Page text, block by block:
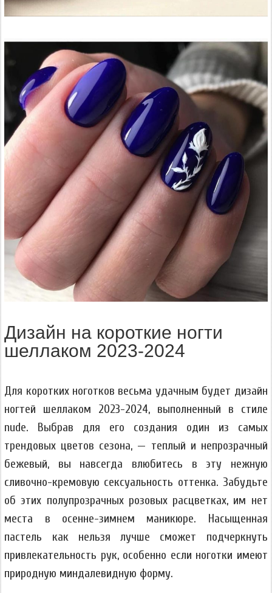
Дизайн на короткие ногти
шеллаком 2023-2024
Для коротких ноготков весьма удачным будет дизайн
ногтей шеллаком 2023-2024, выполненный в стиле
nude. Выбрав для его создания один из самых
трендовых цветов сезона, — теплый и непрозрачный
бежевый, вы навсегда влюбитесь в эту нежную
сливочно-кремовую сексуальность оттенка. Забудьте
об этих полупрозрачных розовых расцветках, им нет
места в осенне-зимнем маникюре. Насыщенная
пастель как нельзя лучше сможет подчеркнуть
привлекательность рук, особенно если ноготки имеют
природную миндалевидную форму.